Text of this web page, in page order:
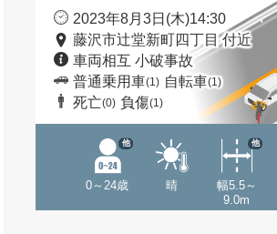
2023年8月3日(木)14:30
藤沢市辻堂新町四丁目 付近
車両相互 小破事故
普通乗用車(1) 自転車(1)
死亡(0) 負傷(1)
0～24歳
他
晴
幅5.5～
9.0m
他